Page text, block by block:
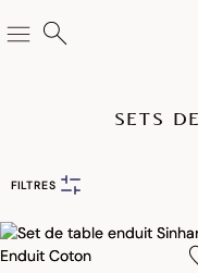
SETS
FILTRES